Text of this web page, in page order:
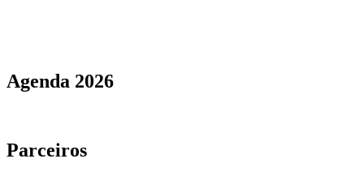
Agenda 2026
Parceiros